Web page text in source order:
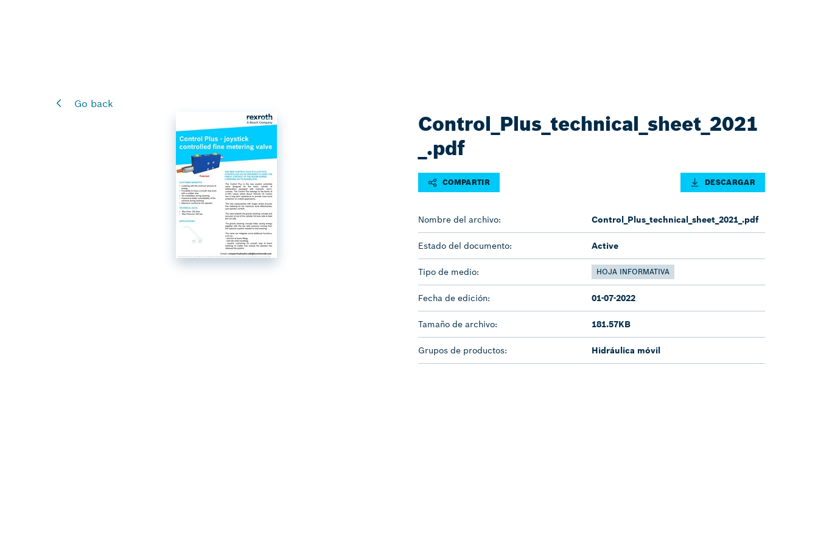
Go back
Control_Plus_technical_sheet_2021
_.pdf
COMPARTIR DESCARGAR
Nombre del archivo: Control_Plus_technical_sheet_2021_.pdf
Estado del documento: Active
Tipo de medio: HOJA INFORMATIVA
Fecha de edición: 01-07-2022
Tamaño de archivo: 181.57KB
Grupos de productos: Hidráulica móvil